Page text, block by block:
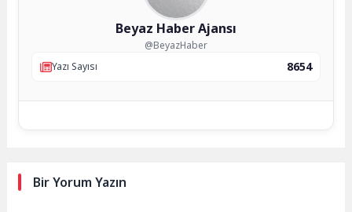
Beyaz Haber Ajansı
@BeyazHaber
Yazı Sayısı
8654
Bir Yorum Yazın